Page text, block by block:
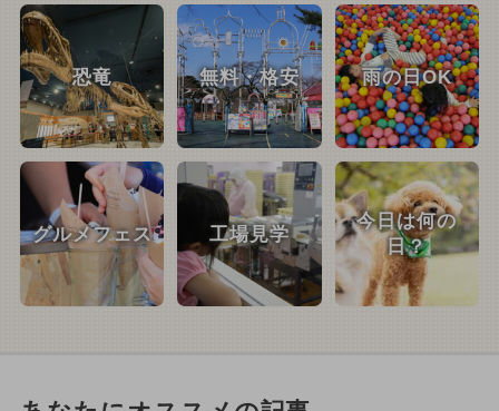
恐竜 無料・格安 雨の日OK
グルメフェス 工場見学
今日は何の
日？